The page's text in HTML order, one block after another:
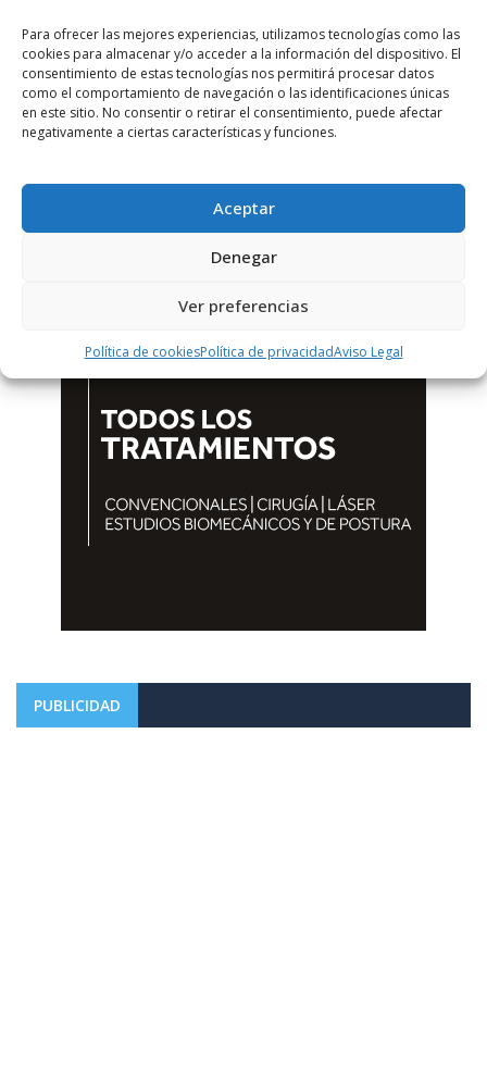
Para ofrecer las mejores experiencias, utilizamos tecnologías como las
cookies para almacenar y/o acceder a la información del dispositivo. El
consentimiento de estas tecnologías nos permitirá procesar datos
como el comportamiento de navegación o las identificaciones únicas
en este sitio. No consentir o retirar el consentimiento, puede afectar
negativamente a ciertas características y funciones.
Aceptar
Denegar
Ver preferencias
Política de cookiesPolítica de privacidadAviso Legal
PUBLICIDAD